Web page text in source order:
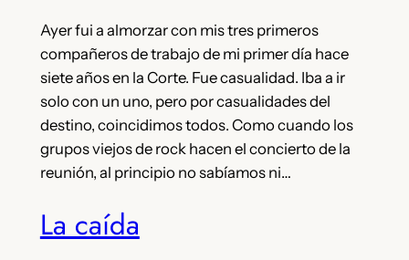
Ayer fui a almorzar con mis tres primeros
compañeros de trabajo de mi primer día hace
siete años en la Corte. Fue casualidad. Iba a ir
solo con un uno, pero por casualidades del
destino, coincidimos todos. Como cuando los
grupos viejos de rock hacen el concierto de la
reunión, al principio no sabíamos ni…
La caída